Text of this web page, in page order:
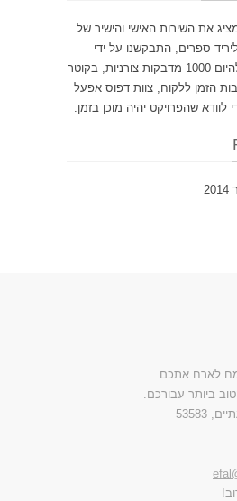
את השירות האישי והישיר של
ספרים, התבקשנו על ידי
הלקוח לייצר מהיום להיום 1000 מדבקות צורניות, בקוטר
הזמן ללקוח, צוות דפוס אפעל
שהפרויקט יהיה מוכן בזמן.
לארח אתכם
ביותר עבורכם.